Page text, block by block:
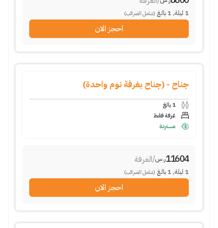
1 ليلة,
1 بالغ (شامل الضرائب)
احجز الان
جناح - (جناح بغرفة نوم واحدة)
1 بالغ
غرفة فقط
مستردة
11604ر.س/الغرفة
1 ليلة,
1 بالغ (شامل الضرائب)
احجز الان